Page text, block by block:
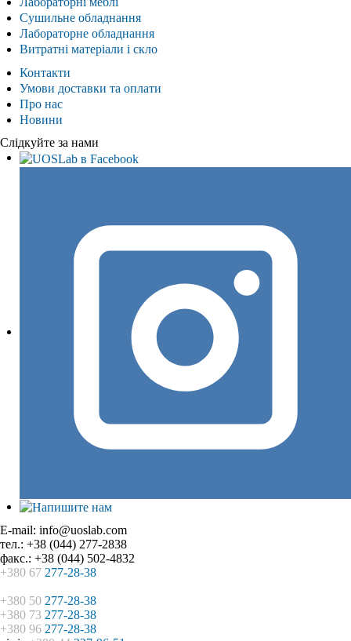
Сушильне обладнання
Лабораторне обладнання
Витратні матеріали і скло
Контакти
Умови доставки та оплати
Про нас
Новини
Слідкуйте за нами
E-mail: info@uoslab.com
тел.: +38 (044) 277-2838
факс.: +38 (044) 502-4832
+380 67 277-28-38
+380 50 277-28-38
+380 73 277-28-38
+380 96 277-28-38